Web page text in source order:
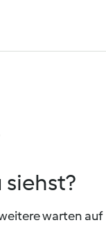
siehst?
warten auf